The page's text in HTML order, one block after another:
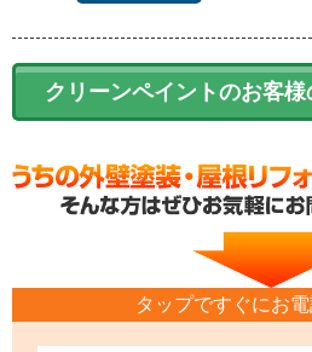
クリーンペイントのお客
タップですぐにお